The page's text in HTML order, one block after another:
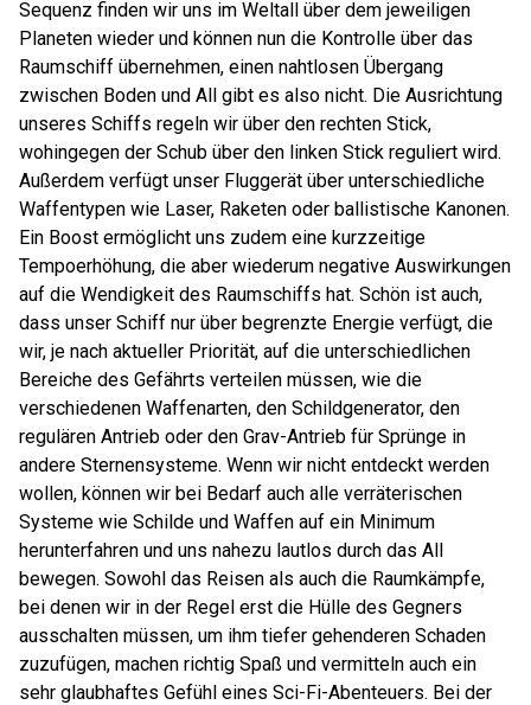
Sequenz finden wir uns im Weltall über dem jeweiligen
Planeten wieder und können nun die Kontrolle über das
Raumschiff übernehmen, einen nahtlosen Übergang
zwischen Boden und All gibt es also nicht. Die Ausrichtung
unseres Schiffs regeln wir über den rechten Stick,
wohingegen der Schub über den linken Stick reguliert wird.
Außerdem verfügt unser Fluggerät über unterschiedliche
Waffentypen wie Laser, Raketen oder ballistische Kanonen.
Ein Boost ermöglicht uns zudem eine kurzzeitige
Tempoerhöhung, die aber wiederum negative Auswirkungen
auf die Wendigkeit des Raumschiffs hat. Schön ist auch,
dass unser Schiff nur über begrenzte Energie verfügt, die
wir, je nach aktueller Priorität, auf die unterschiedlichen
Bereiche des Gefährts verteilen müssen, wie die
verschiedenen Waffenarten, den Schildgenerator, den
regulären Antrieb oder den Grav-Antrieb für Sprünge in
andere Sternensysteme. Wenn wir nicht entdeckt werden
wollen, können wir bei Bedarf auch alle verräterischen
Systeme wie Schilde und Waffen auf ein Minimum
herunterfahren und uns nahezu lautlos durch das All
bewegen. Sowohl das Reisen als auch die Raumkämpfe,
bei denen wir in der Regel erst die Hülle des Gegners
ausschalten müssen, um ihm tiefer gehenderen Schaden
zuzufügen, machen richtig Spaß und vermitteln auch ein
sehr glaubhaftes Gefühl eines Sci-Fi-Abenteuers. Bei der